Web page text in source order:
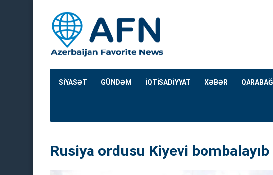
SİYASƏT GÜNDƏM İQTİSADİYYAT XƏBƏR QARABAĞ
Rusiya ordusu Kiyevi bombalayıb